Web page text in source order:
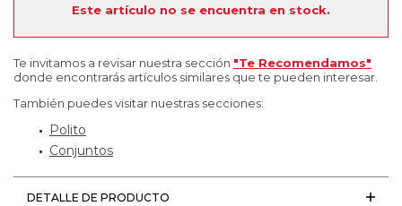
Este artículo no se encuentra en stock.
Te invitamos a revisar nuestra sección "Te Recomendamos"
donde encontrarás artículos similares que te pueden interesar.
También puedes visitar nuestras secciones:
Polito
Conjuntos
DETALLE DE PRODUCTO